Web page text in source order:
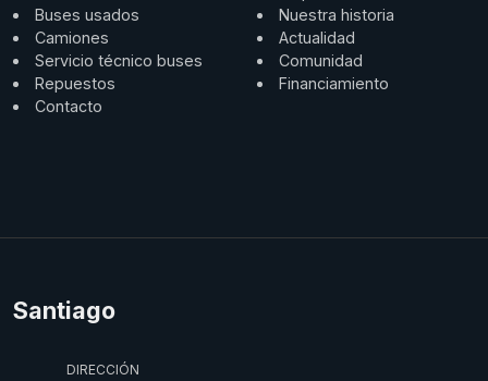
Buses usados
Camiones
Servicio técnico buses
Repuestos
Contacto
Nuestra historia
Actualidad
Comunidad
Financiamiento
Santiago
DIRECCIÓN